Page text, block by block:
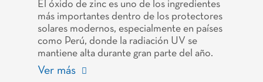
El óxido de zinc es uno de los ingredientes
más importantes dentro de los protectores
solares modernos, especialmente en países
como Perú, donde la radiación UV se
mantiene alta durante gran parte del año.
Ver más